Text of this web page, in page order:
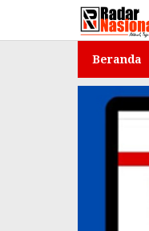
konten
Beranda